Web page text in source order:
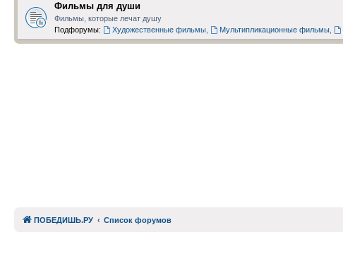
Фильмы для души
Фильмы, которые лечат душу
Подфорумы:
Художественные фильмы, Мультипликационные фильмы,
ПОБЕДИШЬ.РУ Список форумов